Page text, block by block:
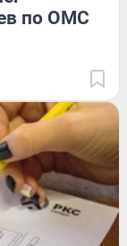
по ОМС